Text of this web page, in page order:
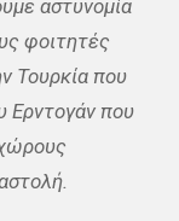
αστυνομία
φοιτητές
Τουρκία που
Ερντογάν που